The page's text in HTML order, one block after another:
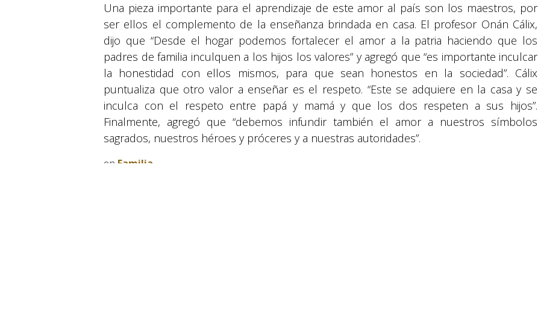
Una pieza importante para el aprendizaje de este amor al país son los maestros, por
ser ellos el complemento de la enseñanza brindada en casa. El profesor Onán Cálix,
dijo que “Desde el hogar podemos fortalecer el amor a la patria haciendo que los
padres de familia inculquen a los hijos los valores” y agregó que “es importante inculcar
la honestidad con ellos mismos, para que sean honestos en la sociedad”. Cálix
puntualiza que otro valor a enseñar es el respeto. “Este se adquiere en la casa y se
inculca con el respeto entre papá y mamá y que los dos respeten a sus hijos”.
Finalmente, agregó que “debemos infundir también el amor a nuestros símbolos
sagrados, nuestros héroes y próceres y a nuestras autoridades”.
en Familia
Suyapa Medios, es una multiplataforma de
comunicación católica en Honduras,
promovida por la Fundación para la Educación
y la Comunicación Social.
Política y privacidad
© 2026 Suyapa Medios. Todos los derechos reservados.